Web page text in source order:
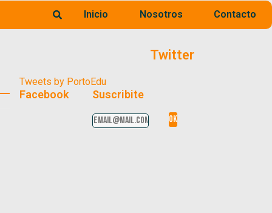
Inicio Nosotros Contacto
Twitter
Tweets by PortoEdu
Facebook Suscribite